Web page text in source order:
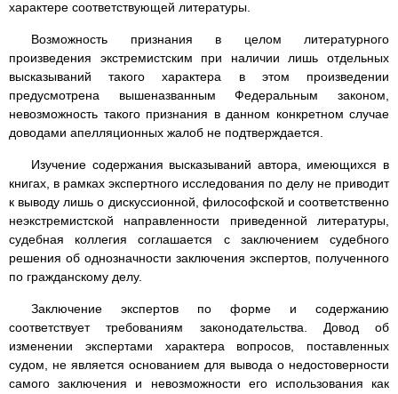
характере соответствующей литературы.
Возможность признания в целом литературного
произведения экстремистским при наличии лишь отдельных
высказываний такого характера в этом произведении
предусмотрена вышеназванным Федеральным законом,
невозможность такого признания в данном конкретном случае
доводами апелляционных жалоб не подтверждается.
Изучение содержания высказываний автора, имеющихся в
книгах, в рамках экспертного исследования по делу не приводит
к выводу лишь о дискуссионной, философской и соответственно
неэкстремистской направленности приведенной литературы,
судебная коллегия соглашается с заключением судебного
решения об однозначности заключения экспертов, полученного
по гражданскому делу.
Заключение экспертов по форме и содержанию
соответствует требованиям законодательства. Довод об
изменении экспертами характера вопросов, поставленных
судом, не является основанием для вывода о недостоверности
самого заключения и невозможности его использования как